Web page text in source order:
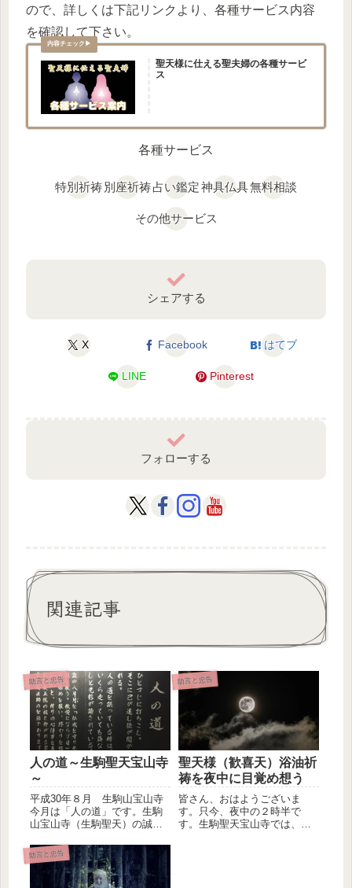
ので、詳しくは下記リンクより、各種サービス内容
を確認して下さい。
聖天様に仕える聖夫婦の各種サービ
ス
各種サービス
特別祈祷別座祈祷占い鑑定神具仏具無料相談
その他サービス
シェアする
X Facebook はてブ
LINE Pinterest
フォローする
関連記事
助言と忠告
人の道～生駒聖天宝山寺
～
平成30年８月 生駒山宝山寺
今月は「人の道」です。生駒
山宝山寺（生駒聖天）の誠に
す。明日...
助言と忠告
聖天様（歓喜天）浴油祈
祷を夜中に目覚め想う
皆さん、おはようございま
す。只今、夜中の２時半で
す。生駒聖天宝山寺では、聖
助言と忠告